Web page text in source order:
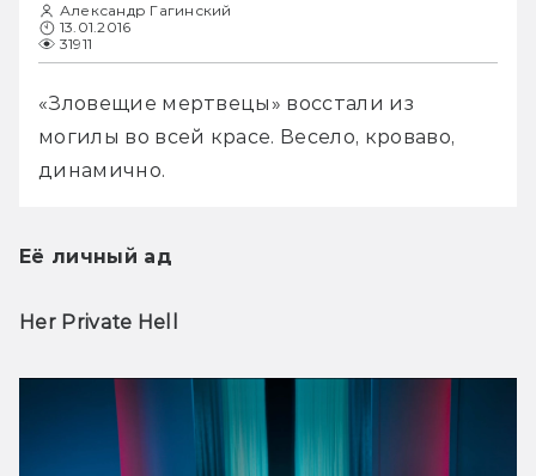
Александр Гагинский
13.01.2016
31911
«Зловещие мертвецы» восстали из
могилы во всей красе. Весело, кроваво,
динамично.
Её личный ад
Her Private Hell